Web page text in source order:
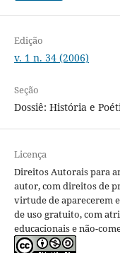
Edição
v. 1 n. 34 (2006)
Seção
Dossiê: História e
Licença
Direitos Autorais para
autor, com direitos de
virtude de aparecerem
de uso gratuito, com
educacionais e não-